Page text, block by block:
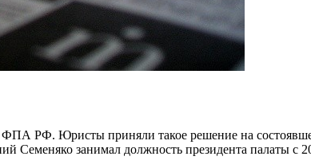
РФ. Юристы приняли такое решение на
Семеняко занимал должность президента палаты